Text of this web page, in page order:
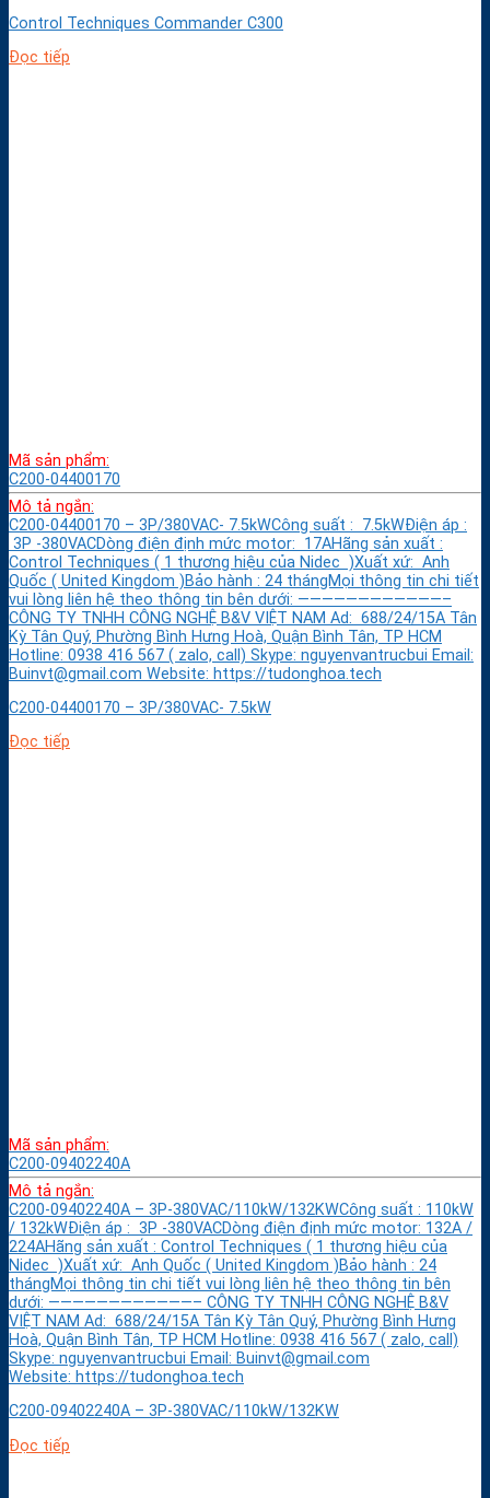
Control Techniques Commander C300
Đọc tiếp
Mã sản phẩm:
C200-04400170
Mô tả ngắn:
C200-04400170 – 3P/380VAC- 7.5kWCông suất : 7.5kWĐiện áp :
3P -380VACDòng điện định mức motor: 17AHãng sản xuất :
Control Techniques ( 1 thương hiệu của Nidec )Xuất xứ: Anh
Quốc ( United Kingdom )Bảo hành : 24 thángMọi thông tin chi tiết
vui lòng liên hệ theo thông tin bên dưới: ————————————–
CÔNG TY TNHH CÔNG NGHỆ B&V VIỆT NAM Ad: 688/24/15A Tân
Kỳ Tân Quý, Phường Bình Hưng Hoà, Quận Bình Tân, TP HCM
Hotline: 0938 416 567 ( zalo, call) Skype: nguyenvantrucbui Email:
Buinvt@gmail.com Website: https://tudonghoa.tech
C200-04400170 – 3P/380VAC- 7.5kW
Đọc tiếp
Mã sản phẩm:
C200-09402240A
Mô tả ngắn:
C200-09402240A – 3P-380VAC/110kW/132KWCông suất : 110kW
/ 132kWĐiện áp : 3P -380VACDòng điện định mức motor: 132A /
224AHãng sản xuất : Control Techniques ( 1 thương hiệu của
Nidec )Xuất xứ: Anh Quốc ( United Kingdom )Bảo hành : 24
thángMọi thông tin chi tiết vui lòng liên hệ theo thông tin bên
dưới: ————————————– CÔNG TY TNHH CÔNG NGHỆ B&V
VIỆT NAM Ad: 688/24/15A Tân Kỳ Tân Quý, Phường Bình Hưng
Hoà, Quận Bình Tân, TP HCM Hotline: 0938 416 567 ( zalo, call)
Skype: nguyenvantrucbui Email: Buinvt@gmail.com
Website: https://tudonghoa.tech
C200-09402240A – 3P-380VAC/110kW/132KW
Đọc tiếp